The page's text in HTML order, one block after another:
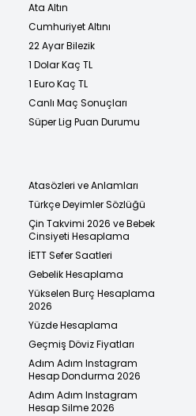
Ata Altın
Cumhuriyet Altını
22 Ayar Bilezik
1 Dolar Kaç TL
1 Euro Kaç TL
Canlı Maç Sonuçları
Süper Lig Puan Durumu
Atasözleri ve Anlamları
Türkçe Deyimler Sözlüğü
Çin Takvimi 2026 ve Bebek
Cinsiyeti Hesaplama
İETT Sefer Saatleri
Gebelik Hesaplama
Yükselen Burç Hesaplama
2026
Yüzde Hesaplama
Geçmiş Döviz Fiyatları
Adım Adım Instagram
Hesap Dondurma 2026
Adım Adım Instagram
Hesap Silme 2026